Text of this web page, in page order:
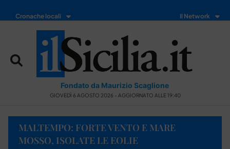
Cronache locali Il Network
Fondato da Maurizio Scaglione
GIOVEDÌ 6 AGOSTO 2026 - AGGIORNATO ALLE 19:40
MALTEMPO: FORTE VENTO E MARE
MOSSO, ISOLATE LE EOLIE